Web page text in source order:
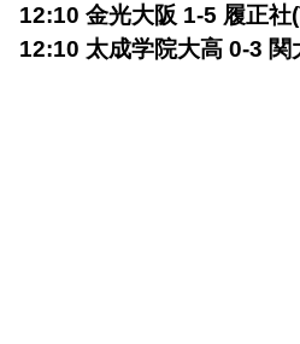
12:10 金光大阪 1-5 履正社
12:10 太成学院大高 0-3 関